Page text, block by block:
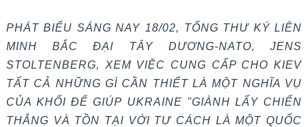
PHÁT BIỂU SÁNG NAY 18/02, TỔNG THƯ KÝ LIÊN
MINH BẮC ĐẠI TÂY DƯƠNG-NATO, JENS
STOLTENBERG, XEM VIỆC CUNG CẤP CHO KIEV
TẤT CẢ NHỮNG GÌ CẦN THIẾT LÀ MỘT NGHĨA VỤ
CỦA KHỐI ĐỂ GIÚP UKRAINE "GIÀNH LẤY CHIẾN
THẮNG VÀ TỒN TẠI VỚI TƯ CÁCH LÀ MỘT QUỐC